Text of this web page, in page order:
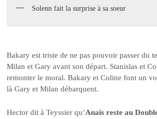
Solenn fait la surprise à sa soeur
Bakary est triste de ne pas pouvoir passer du
Milan et Gary avant son départ. Stanislas et
remonter le moral. Bakary et Coline font un
là Gary et Milan débarquent.
Hector dit à Teyssier qu’Anaïs reste au